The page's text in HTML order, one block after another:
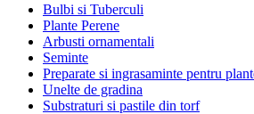
Bulbi si Tuberculi
Plante Perene
Arbusti ornamentali
Seminte
Preparate si ingrasaminte pentru
Unelte de gradina
Substraturi si pastile din torf